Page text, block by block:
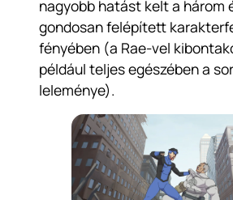
nagyobb hatást kelt a három
gondosan felépített
fényében (a Rae-vel
például teljes egészében a
leleménye).